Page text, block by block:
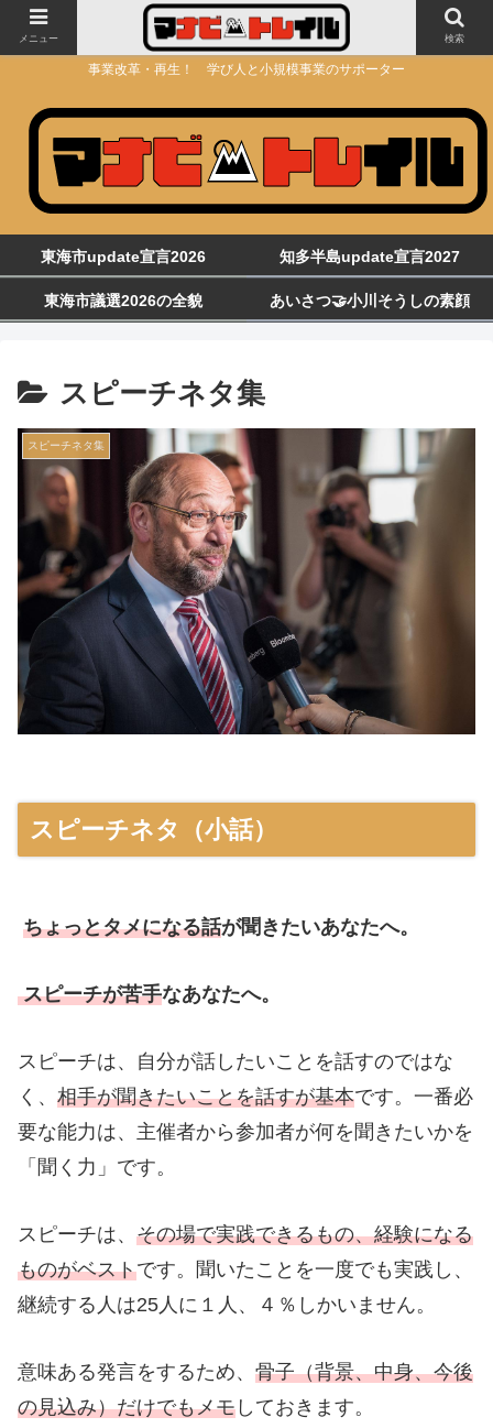
事業改革・再生！ 学び人と小規模事業のサポーター
東海市update宣言2026 知多半島update宣言2027
東海市議選2026の全貌 あいさつ🤝小川そうしの素顔
スピーチネタ集
スピーチネタ集
スピーチネタ（小話）
ちょっとタメになる話が聞きたいあなたへ。
スピーチが苦手なあなたへ。
スピーチは、自分が話したいことを話すのではな
く、 相手が聞きたいことを話すが基本です。一番必
要な能力は、主催者から参加者が何を聞きたいかを
「聞く力」です。
スピーチは、 その場で実践できるもの、経験になる
ものがベストです。聞いたことを一度でも実践し、
継続する人は25人に１人、４％しかいません。
意味ある発言をするため、 骨子（背景、中身、今後
の見込み）だけでもメモ しておきます。
メニュー 検索